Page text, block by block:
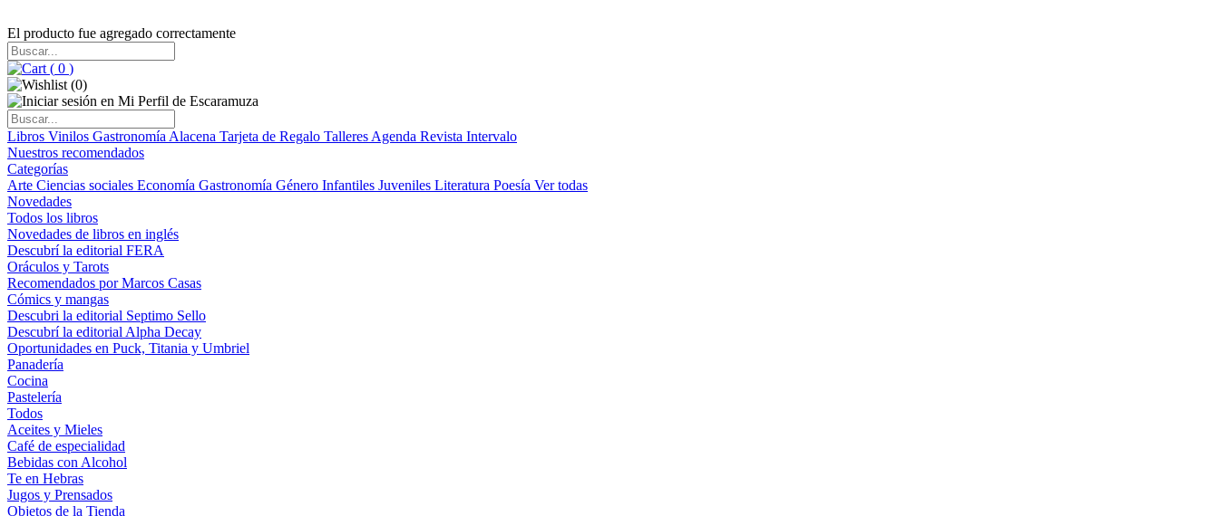
El producto fue agregado correctamente
( 0 )
(0)
Libros Vinilos Gastronomía Alacena Tarjeta de Regalo Talleres Agenda Revista Intervalo
Nuestros recomendados
Categorías
Arte Ciencias sociales Economía Gastronomía Género Infantiles Juveniles Literatura Poesía Ver todas
Novedades
Todos los libros
Novedades de libros en inglés
Descubrí la editorial FERA
Oráculos y Tarots
Recomendados por Marcos Casas
Cómics y mangas
Descubri la editorial Septimo Sello
Descubrí la editorial Alpha Decay
Oportunidades en Puck, Titania y Umbriel
Panadería
Cocina
Pastelería
Todos
Aceites y Mieles
Café de especialidad
Bebidas con Alcohol
Te en Hebras
Jugos y Prensados
Objetos de la Tienda